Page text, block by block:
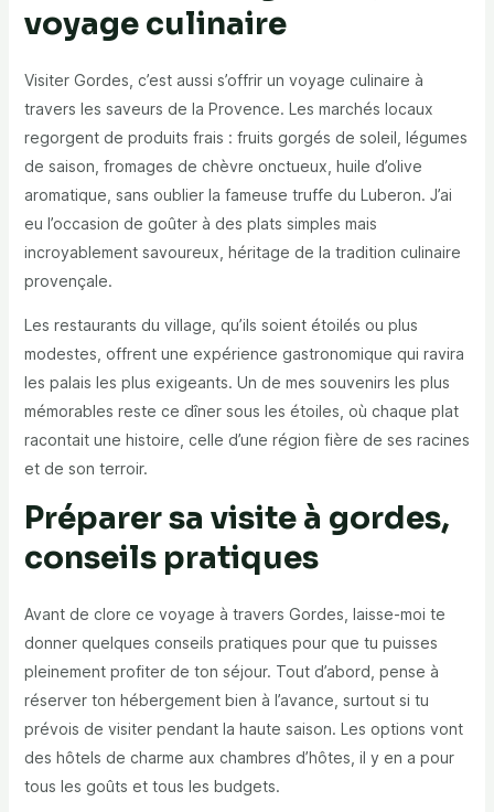
voyage culinaire
Visiter Gordes, c’est aussi s’offrir un voyage culinaire à
travers les saveurs de la Provence. Les marchés locaux
regorgent de produits frais : fruits gorgés de soleil, légumes
de saison, fromages de chèvre onctueux, huile d’olive
aromatique, sans oublier la fameuse truffe du Luberon. J’ai
eu l’occasion de goûter à des plats simples mais
incroyablement savoureux, héritage de la tradition culinaire
provençale.
Les restaurants du village, qu’ils soient étoilés ou plus
modestes, offrent une expérience gastronomique qui ravira
les palais les plus exigeants. Un de mes souvenirs les plus
mémorables reste ce dîner sous les étoiles, où chaque plat
racontait une histoire, celle d’une région fière de ses racines
et de son terroir.
Préparer sa visite à gordes,
conseils pratiques
Avant de clore ce voyage à travers Gordes, laisse-moi te
donner quelques conseils pratiques pour que tu puisses
pleinement profiter de ton séjour. Tout d’abord, pense à
réserver ton hébergement bien à l’avance, surtout si tu
prévois de visiter pendant la haute saison. Les options vont
des hôtels de charme aux chambres d’hôtes, il y en a pour
tous les goûts et tous les budgets.